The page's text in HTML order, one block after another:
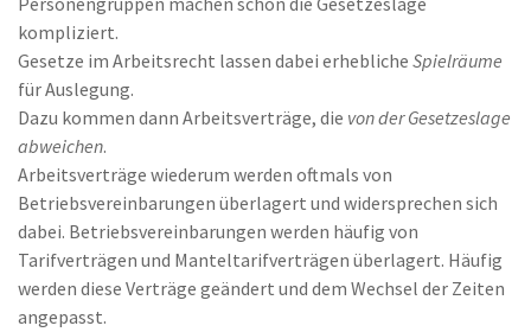
kompliziert.
Gesetze im Arbeitsrecht lassen dabei erhebliche Spielräume
für Auslegung.
Dazu kommen dann Arbeitsverträge, die von der Gesetzeslage
abweichen.
Arbeitsverträge wiederum werden oftmals von
Betriebsvereinbarungen überlagert und widersprechen sich
dabei. Betriebsvereinbarungen werden häufig von
Tarifverträgen und Manteltarifverträgen überlagert. Häufig
werden diese Verträge geändert und dem Wechsel der Zeiten
angepasst.